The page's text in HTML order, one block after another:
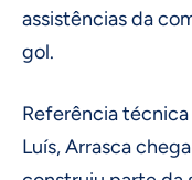
assistências da
gol.
Referência
Luís, Arrasca